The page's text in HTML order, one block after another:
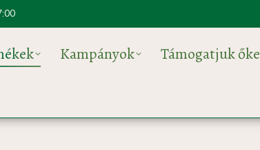
Kampányok Támogatjuk